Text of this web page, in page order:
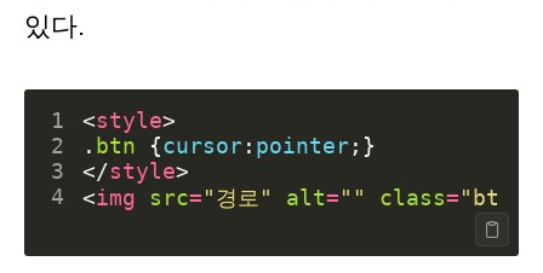
있다.
1 <style>
2
. btn {cursor: pointer;}
3
</style>
4
<img src="경로" alt="" class="btn"